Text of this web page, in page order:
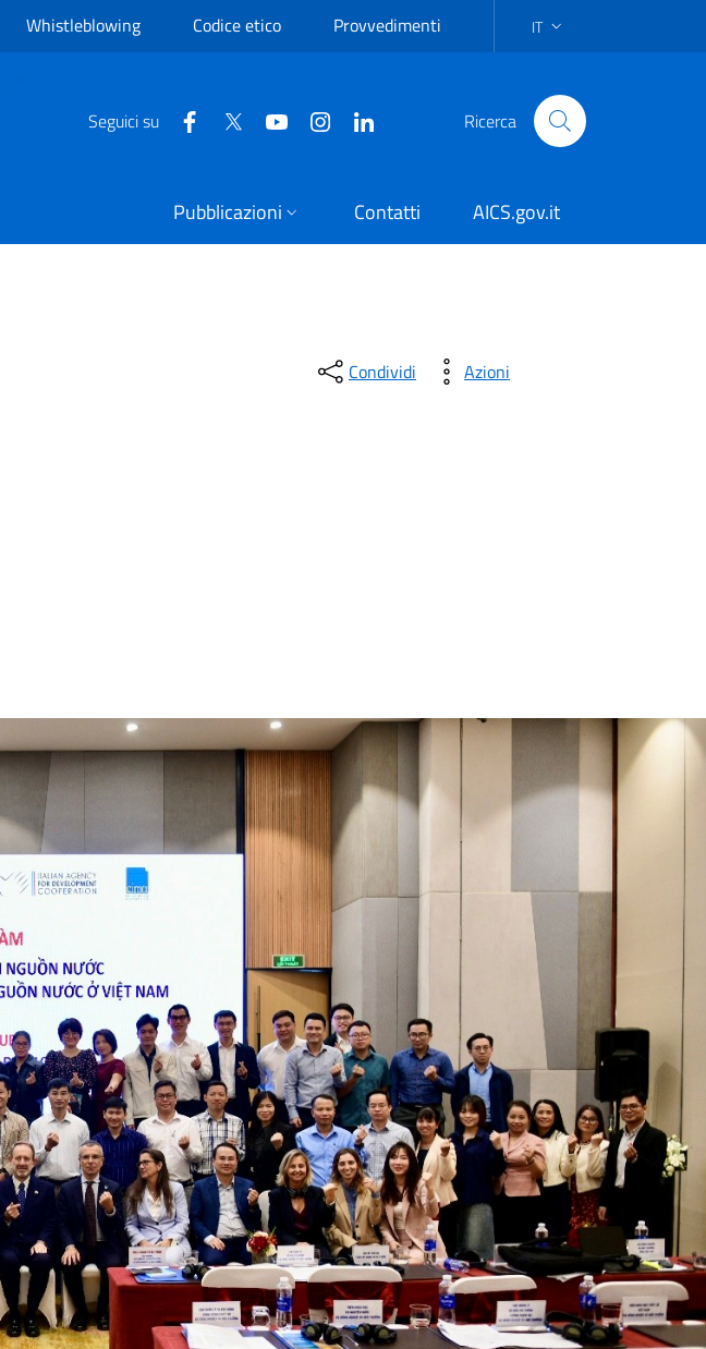
Whistleblowing Codice etico Provvedimenti SELEZIONE DELLA
IT
Seguici su Ricerca
Pubblicazioni Contatti
AICS.gov.it
Condividi Azioni